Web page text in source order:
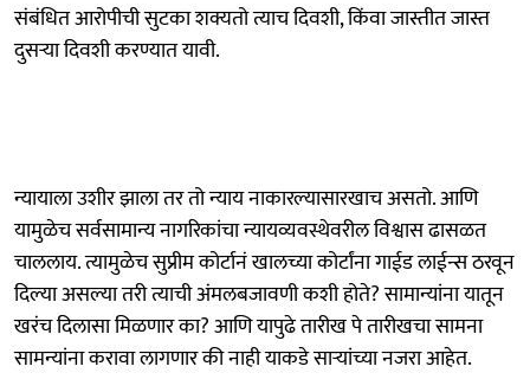
संबंधित आरोपीची सुटका शक्यतो त्याच दिवशी, किंवा जास्तीत जास्त
दुसऱ्या दिवशी करण्यात यावी.
न्यायाला उशीर झाला तर तो न्याय नाकारल्यासारखाच असतो. आणि
यामुळेच सर्वसामान्य नागरिकांचा न्यायव्यवस्थेवरील विश्वास ढासळत
चाललाय. त्यामुळेच सुप्रीम कोर्टानं खालच्या कोर्टांना गाईड लाईन्स ठरवून
दिल्या असल्या तरी त्याची अंमलबजावणी कशी होते? सामान्यांना यातून
खरंच दिलासा मिळणार का? आणि यापुढे तारीख पे तारीखचा सामना
सामन्यांना करावा लागणार की नाही याकडे साऱ्यांच्या नजरा आहेत.